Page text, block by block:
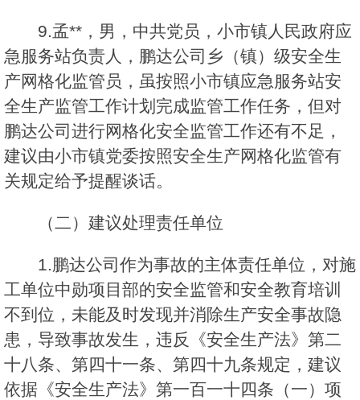
9.孟**，男，中共党员，小市镇人民政府应
急服务站负责人，鹏达公司乡（镇）级安全生
产网格化监管员，虽按照小市镇应急服务站安
全生产监管工作计划完成监管工作任务，但对
鹏达公司进行网格化安全监管工作还有不足，
建议由小市镇党委按照安全生产网格化监管有
关规定给予提醒谈话。
（二）建议处理责任单位
1.鹏达公司作为事故的主体责任单位，对施
工单位中勋项目部的安全监管和安全教育培训
不到位，未能及时发现并消除生产安全事故隐
患，导致事故发生，违反《安全生产法》第二
十八条、第四十一条、第四十九条规定，建议
依据《安全生产法》第一百一十四条（一）项